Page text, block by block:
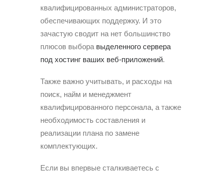
квалифицированных администраторов,
обеспечивающих поддержку. И это
зачастую сводит на нет большинство
плюсов выбора выделенного сервера
под хостинг ваших веб-приложений.
Также важно учитывать, и расходы на
поиск, найм и менеджмент
квалифицированного персонала, а также
необходимость составления и
реализации плана по замене
комплектующих.
Если вы впервые сталкиваетесь с